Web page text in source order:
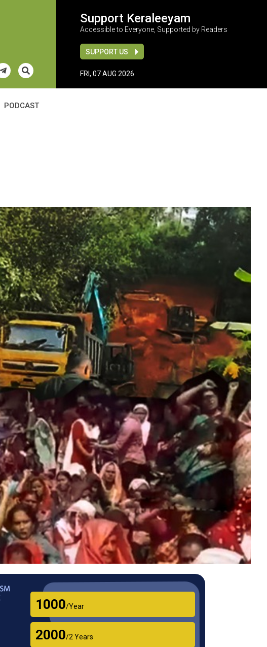
Support Keraleeyam
Accessible to Everyone, Supported by Readers
SUPPORT US
FRI, 07 AUG 2026
PODCAST
₹1000/Year
₹2000/2 Years